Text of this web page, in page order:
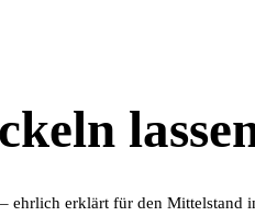
ehrlich erklärt für den Mittelstand